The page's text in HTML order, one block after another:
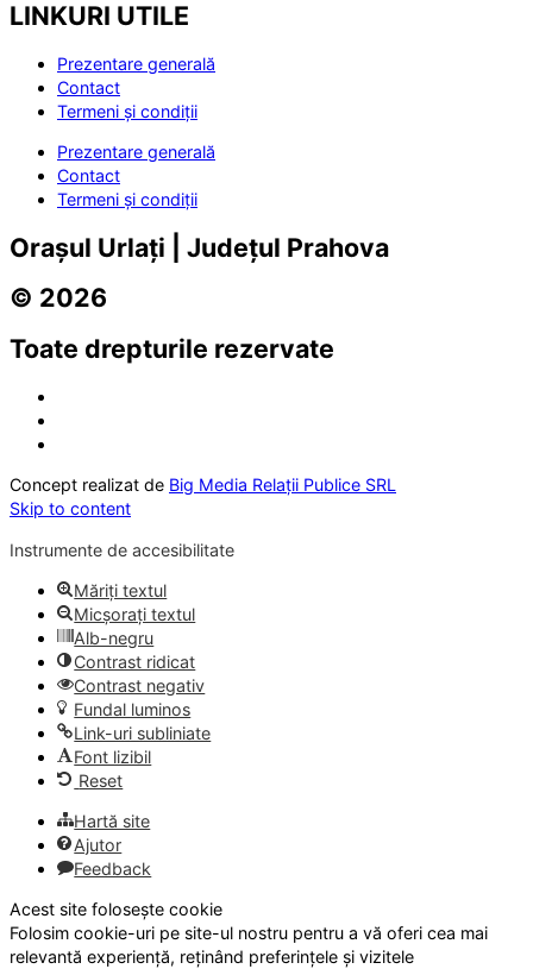
LINKURI UTILE
Prezentare generală
Contact
Termeni și condiții
Prezentare generală
Contact
Termeni și condiții
Orașul Urlați | Județul Prahova
© 2026
Toate drepturile rezervate
Concept realizat de Big Media Relații Publice SRL
Skip to content
Instrumente de accesibilitate
Măriți textul
Micșorați textul
Alb-negru
Contrast ridicat
Contrast negativ
Fundal luminos
Link-uri subliniate
Font lizibil
Reset
Hartă site
Ajutor
Feedback
Acest site folosește cookie
Folosim cookie-uri pe site-ul nostru pentru a vă oferi cea mai
relevantă experiență, reținând preferințele și vizitele